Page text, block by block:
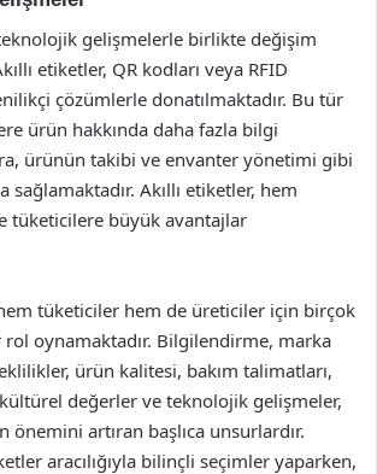
gelişmelerle birlikte değişim
etiketler, QR kodları veya RFID
çözümlerle donatılmaktadır. Bu tür
ürün hakkında daha fazla bilgi
ürünün takibi ve envanter yönetimi gibi
sağlamaktadır. Akıllı etiketler, hem
tüketicilere büyük avantajlar
tüketiciler hem de üreticiler için birçok
rol oynamaktadır. Bilgilendirme, marka
ürün kalitesi, bakım talimatları,
değerler ve teknolojik gelişmeler,
artıran başlıca unsurlardır.
aracılığıyla bilinçli seçimler yaparken,